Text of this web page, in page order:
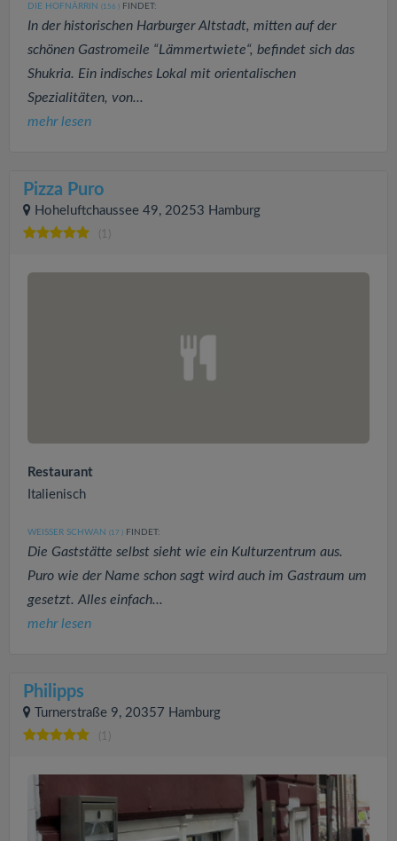
DIE HOFNÄRRIN (156 ) FINDET:
In der historischen Harburger Altstadt, mitten auf der
schönen Gastromeile “Lämmertwiete“, befindet sich das
Shukria. Ein indisches Lokal mit orientalischen
Spezialitäten, von...
mehr lesen
Pizza Puro
Hoheluftchaussee 49, 20253 Hamburg
(1)
Restaurant
Italienisch
WEISSER SCHWAN (17 ) FINDET:
Die Gaststätte selbst sieht wie ein Kulturzentrum aus.
Puro wie der Name schon sagt wird auch im Gastraum um
gesetzt. Alles einfach...
mehr lesen
Philipps
Turnerstraße 9, 20357 Hamburg
(1)